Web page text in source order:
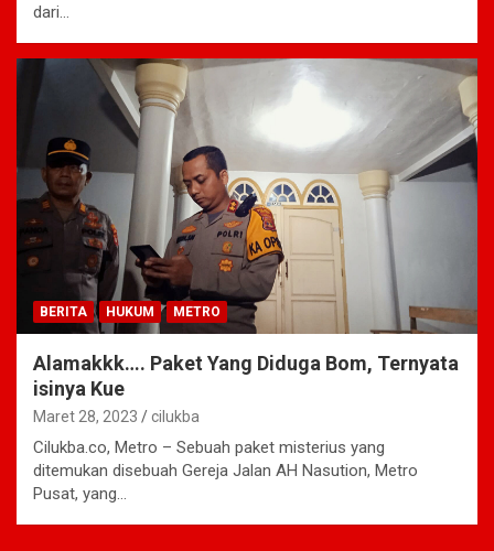
dari…
BERITA HUKUM METRO
Alamakkk…. Paket Yang Diduga Bom, Ternyata
isinya Kue
Maret 28, 2023 cilukba
Cilukba.co, Metro – Sebuah paket misterius yang
ditemukan disebuah Gereja Jalan AH Nasution, Metro
Pusat, yang…